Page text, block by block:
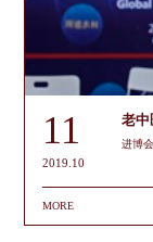
11
2019.10
老中
进博
MORE